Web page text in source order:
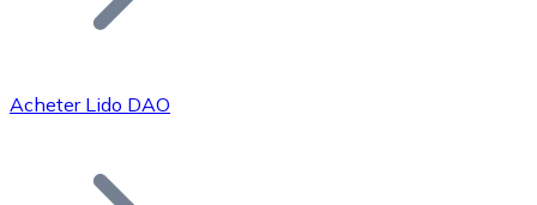
Bitcoin
Acheter Lido DAO